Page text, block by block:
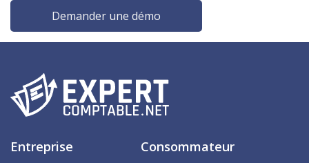
Demander une démo
Entreprise Consommateur